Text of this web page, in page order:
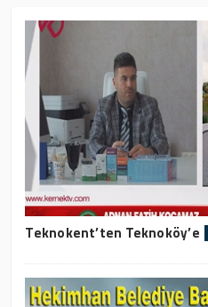
Teknokent’ten Teknoköy’e